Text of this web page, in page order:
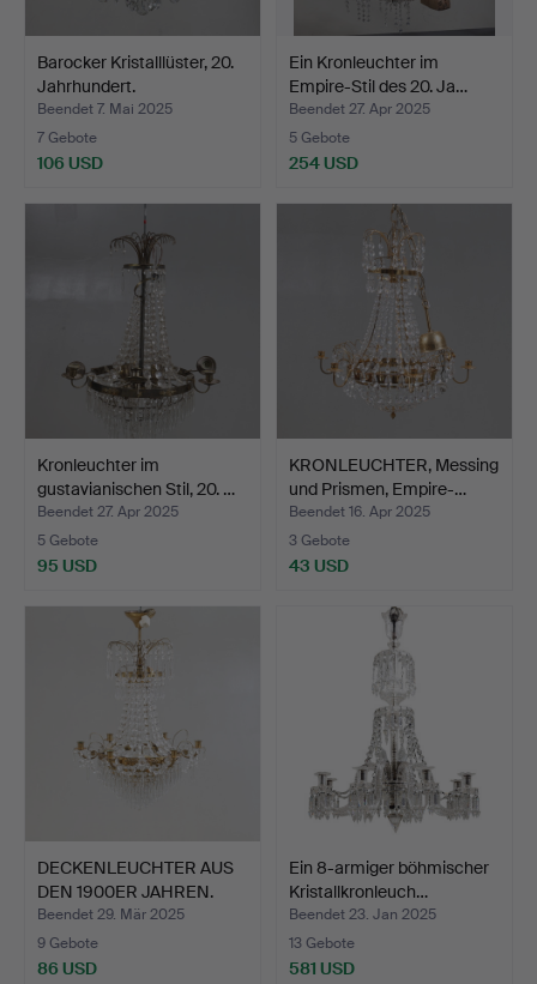
Barocker Kristalllüster, 20.
Jahrhundert.
Beendet 7. Mai 2025
7 Gebote
106 USD
Ein Kronleuchter im
Empire-Stil des 20. Ja…
Beendet 27. Apr 2025
5 Gebote
254 USD
Kronleuchter im
gustavianischen Stil, 20. …
Beendet 27. Apr 2025
5 Gebote
95 USD
KRONLEUCHTER, Messing
und Prismen, Empire-…
Beendet 16. Apr 2025
3 Gebote
43 USD
DECKENLEUCHTER AUS
DEN 1900ER JAHREN.
Beendet 29. Mär 2025
9 Gebote
86 USD
Ein 8-armiger böhmischer
Kristallkronleuch…
Beendet 23. Jan 2025
13 Gebote
581 USD